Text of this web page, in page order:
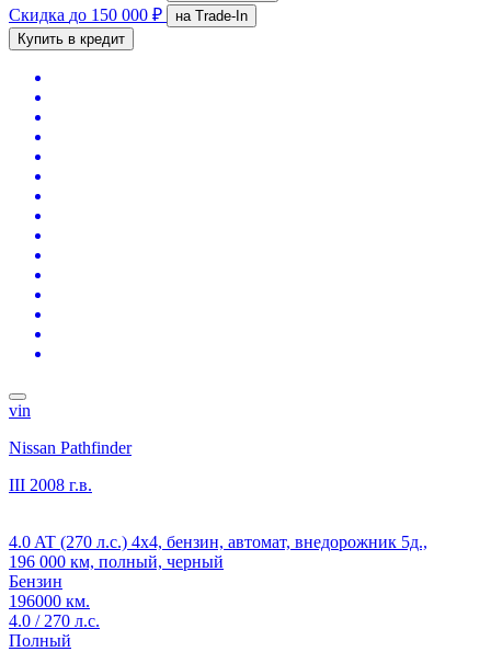
Скидка до 150 000 ₽
на Trade-In
Купить в кредит
vin
Nissan Pathfinder
III 2008 г.в.
4.0 AT (270 л.с.) 4x4, бензин, автомат, внедорожник 5д.,
196 000 км, полный, черный
Бензин
196000 км.
4.0 / 270 л.с.
Полный